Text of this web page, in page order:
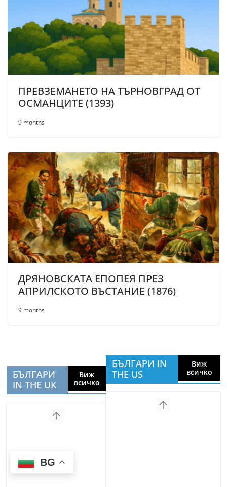
ПРЕВЗЕМАНЕТО НА ТЪРНОВГРАД ОТ
ОСМАНЦИТЕ (1393)
9 months
ДРЯНОВСКАТА ЕПОПЕЯ ПРЕЗ
АПРИЛСКОТО ВЪСТАНИЕ (1876)
9 months
БЪЛГАРИ
IN THE UK
Виж
всичко
БЪЛГАРИ IN
THE US
Виж
всичко
BG